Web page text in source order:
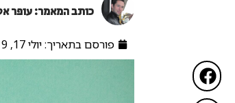
כותב המאמר: עופר
פורסם בתאריך:יולי 17, 2019